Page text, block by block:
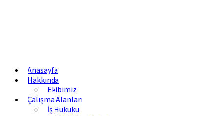
Anasayfa
Hakkında
Ekibimiz
Çalışma Alanları
İş Hukuku